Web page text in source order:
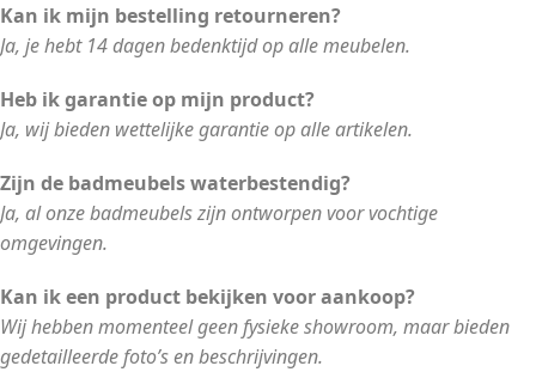
Kan ik mijn bestelling retourneren?
Ja, je hebt 14 dagen bedenktijd op alle meubelen.
Heb ik garantie op mijn product?
Ja, wij bieden wettelijke garantie op alle artikelen.
Zijn de badmeubels waterbestendig?
Ja, al onze badmeubels zijn ontworpen voor vochtige
omgevingen.
Kan ik een product bekijken voor aankoop?
Wij hebben momenteel geen fysieke showroom, maar bieden
gedetailleerde foto’s en beschrijvingen.